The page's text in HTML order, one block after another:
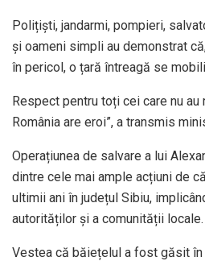
Polițiști, jandarmi, pompieri,
și oameni simpli au demonstrat
în pericol, o țară întreagă se
Respect pentru toți cei care nu au
România are eroi”, a transmis
Operațiunea de salvare a lui
dintre cele mai ample acțiuni de
ultimii ani în județul Sibiu,
autorităților și a comunității locale.
Vestea că băiețelul a fost găsit în